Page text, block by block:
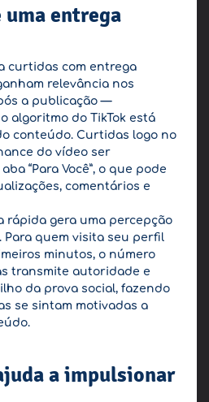
entrega
curtidas com entrega
relevância nos
a publicação —
algoritmo do TikTok está
conteúdo. Curtidas logo no
do vídeo ser
“Para Você”, o que pode
comentários e
rápida gera uma percepção
Para quem visita seu perfil
minutos, o número
transmite autoridade e
da prova social, fazendo
se sintam motivadas a
a impulsionar